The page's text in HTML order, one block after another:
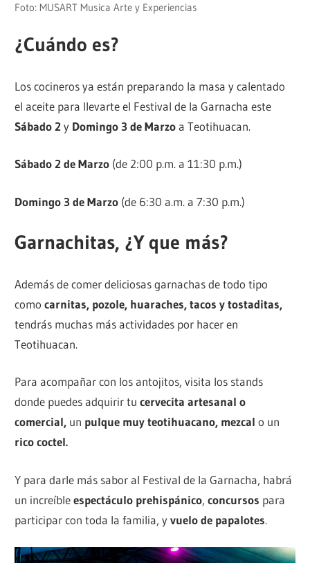
Foto: MUSART Musica Arte y Experiencias
¿Cuándo es?
Los cocineros ya están preparando la masa y calentado
el aceite para llevarte el Festival de la Garnacha este
Sábado 2y Domingo 3 de Marzoa Teotihuacan.
Sábado 2 de Marzo (de 2:00 p.m. a 11:30 p.m.)
Domingo 3 de Marzo (de 6:30 a.m. a 7:30 p.m.)
Garnachitas, ¿Y que más?
Además de comer deliciosas garnachas de todo tipo
comocarnitas, pozole, huaraches, tacos y tostaditas,
tendrás muchas más actividades por hacer en
Teotihuacan.
Para acompañar con los antojitos, visita los stands
donde puedes adquirir tucervecita artesanal o
comercial, un pulque muy teotihuacano, mezcalo un
rico coctel.
Y para darle más sabor al Festival de la Garnacha, habrá
un increíbleespectáculo prehispánico, concursos para
participar con toda la familia, yvuelo de papalotes.